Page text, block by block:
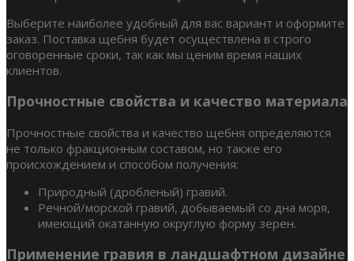
Выберите наиболее удобный для вас вариант и оформите
заказ. Поставка щебня будет осуществлена в строго
оговоренные сроки, так как мы ценим время наших
клиентов.
Прочностные свойства и качество материала
Прочностные свойства и качество щебня определяются
не только фракционным составом, но также его
происхождением и способом получения:
Природный (дробленый) гравий.
Речной/морской гравий, добываемый со дна моря,
имеющий окатанную округлую форму зерен.
Применение гравия в ландшафтном дизайне